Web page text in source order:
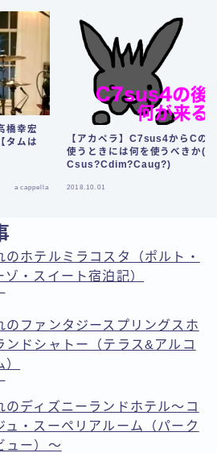
橋幸宏
タムは
a cappella
【アカペラ】C7sus4からCの
使うときには何を使うべきか
Csus?Cdim?Caug?)
2018.10.01
のホテルミラコスタ（ポルト・
ゾ・スイート宿泊記）
のファンタジースプリングスホ
ンドシャトー（テラス&アルコ
のディズニーランドホテル〜コ
ュ・スーペリアルーム（パーク
ュー）〜